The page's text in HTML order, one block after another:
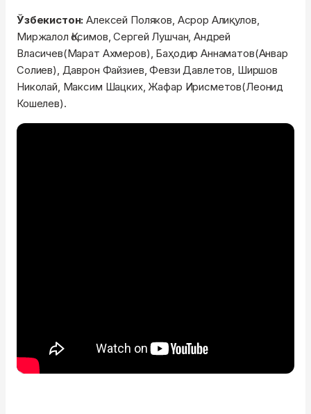
Ўзбекистон:Алексей Поляков, Асрор Алиқулов,
Миржалол Қосимов, Сергей Лушчан, Андрей
Власичев(Марат Ахмеров), Баҳодир Аннаматов(Анвар
Солиев), Даврон Файзиев, Февзи Давлетов, Ширшов
Николай, Максим Шацких, Жафар Ирисметов(Леонид
Кошелев).